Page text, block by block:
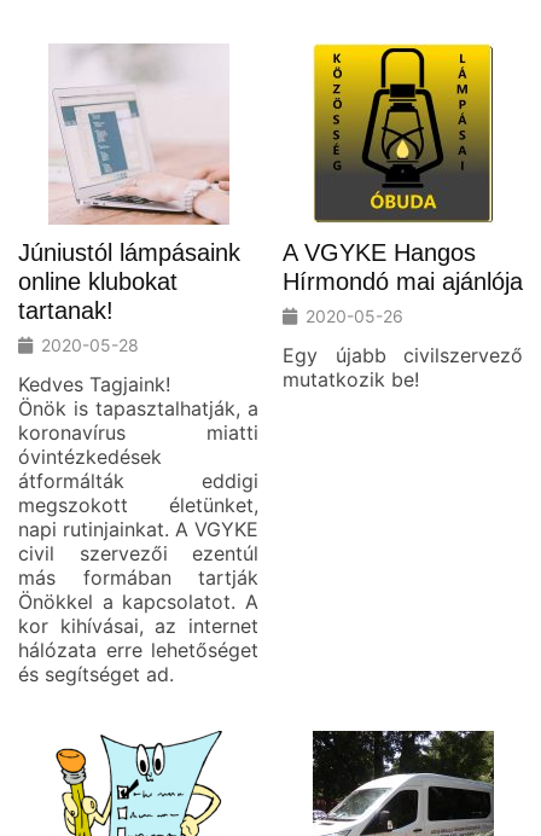
Júniustól lámpásaink
online klubokat
tartanak!
2020-05-28
Kedves Tagjaink!
Önök is tapasztalhatják, a
koronavírus miatti
óvintézkedések
átformálták eddigi
megszokott életünket,
napi rutinjainkat. A VGYKE
civil szervezői ezentúl
más formában tartják
Önökkel a kapcsolatot. A
kor kihívásai, az internet
hálózata erre lehetőséget
és segítséget ad.
A VGYKE Hangos
Hírmondó mai ajánlója
2020-05-26
Egy újabb civilszervező
mutatkozik be!